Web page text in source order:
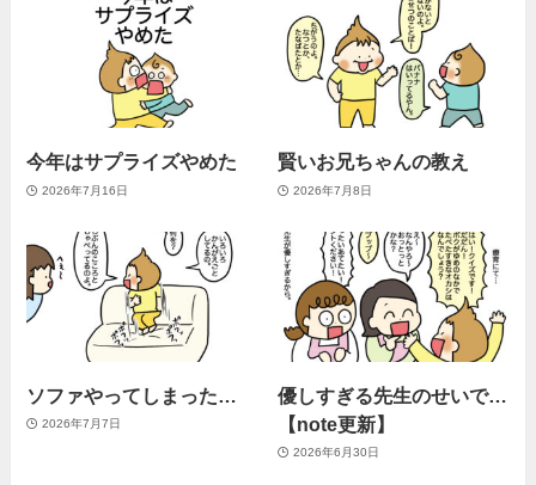
今年はサプライズやめた
2026年7月16日
賢いお兄ちゃんの教え
2026年7月8日
ソファやってしまった…
2026年7月7日
優しすぎる先生のせいで…
【note更新】
2026年6月30日